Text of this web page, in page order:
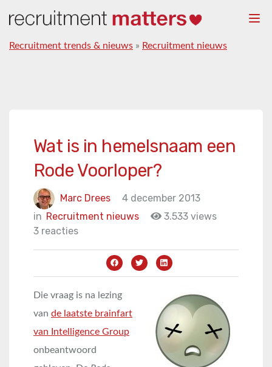
Recruitment trends & nieuws » Recruitment nieuws
Wat is in hemelsnaam een
Rode Voorloper?
Marc Drees
4 december 2013
in Recruitment nieuws
3.533 views
3 reacties
Die vraag is na lezing
van de laatste brainfart
van Intelligence Group
onbeantwoord